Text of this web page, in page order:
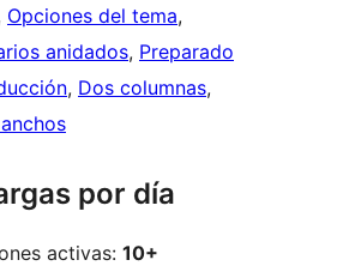
Opciones del tema
anidados, Preparado
, Dos columnas
por día
activas: 10+